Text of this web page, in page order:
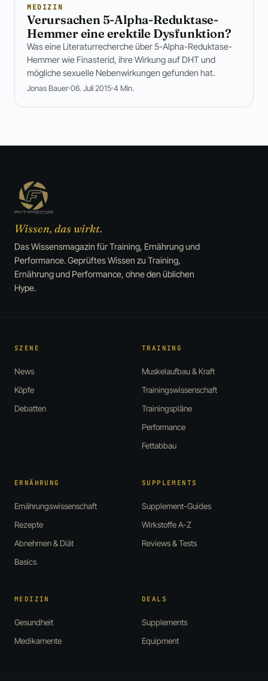
MEDIZIN
Verursachen 5-Alpha-Reduktase-
Hemmer eine erektile Dysfunktion?
Was eine Literaturrecherche über 5-Alpha-Reduktase-
Hemmer wie Finasterid, ihre Wirkung auf DHT und
mögliche sexuelle Nebenwirkungen gefunden hat.
Jonas Bauer 06. Juli 2015 4 Min.
Wissen, das wirkt.
Das Wissensmagazin für Training, Ernährung und
Performance. Geprüftes Wissen zu Training,
Ernährung und Performance, ohne den üblichen
Hype.
SZENE
News
Köpfe
Debatten
TRAINING
Muskelaufbau & Kraft
Trainingswissenschaft
Trainingspläne
Performance
Fettabbau
ERNÄHRUNG
Ernährungswissenschaft
Rezepte
Abnehmen & Diät
Basics
SUPPLEMENTS
Supplement-Guides
Wirkstoffe A-Z
Reviews & Tests
MEDIZIN
Gesundheit
Medikamente
DEALS
Supplements
Equipment